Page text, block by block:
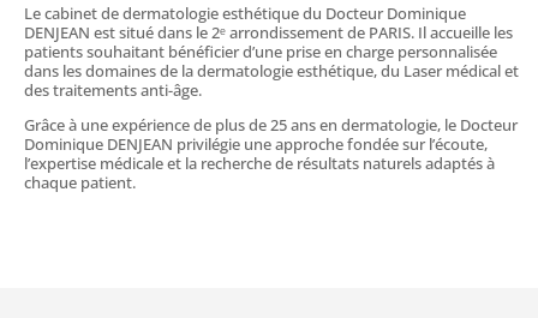
Le cabinet de dermatologie esthétique du Docteur Dominique
DENJEAN est situé dans le 2ᵉ arrondissement de PARIS. Il accueille les
patients souhaitant bénéficier d’une prise en charge personnalisée
dans les domaines de la dermatologie esthétique, du Laser médical et
des traitements anti-âge.
Grâce à une expérience de plus de 25 ans en dermatologie, le Docteur
Dominique DENJEAN privilégie une approche fondée sur l’écoute,
l’expertise médicale et la recherche de résultats naturels adaptés à
chaque patient.